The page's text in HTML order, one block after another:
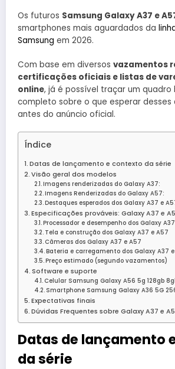
Os futuros Samsung Galaxy A37 e
smartphones mais aguardados da
Samsung em 2026.
Com base em diversos vazamentos
certificações oficiais e listas de
online, já é possível traçar um
completo sobre o que esperar desses
antes do anúncio oficial.
Índice
Datas de lançamento e contexto da série
Visão geral dos modelos
Imagens renderizadas do Galaxy A37:
Imagens Renderizadas do Galaxy A57:
Destaques esperados dos Galaxy A37 e
Especificações prováveis: Galaxy A37 e
Processador e desempenho dos Galaxy
Tela e construção dos Galaxy A37 e A57
Câmeras dos Galaxy A37 e A57
Bateria e carregamento dos Galaxy A37
Preço estimado (segundo vazamentos)
Software e suporte
Celular Samsung Galaxy A56 5g 128gb
Smartphone Samsung Galaxy A36 5G
Expectativas finais
Dúvidas Frequentes sobre Galaxy A37 e
Datas de lançamento
da série